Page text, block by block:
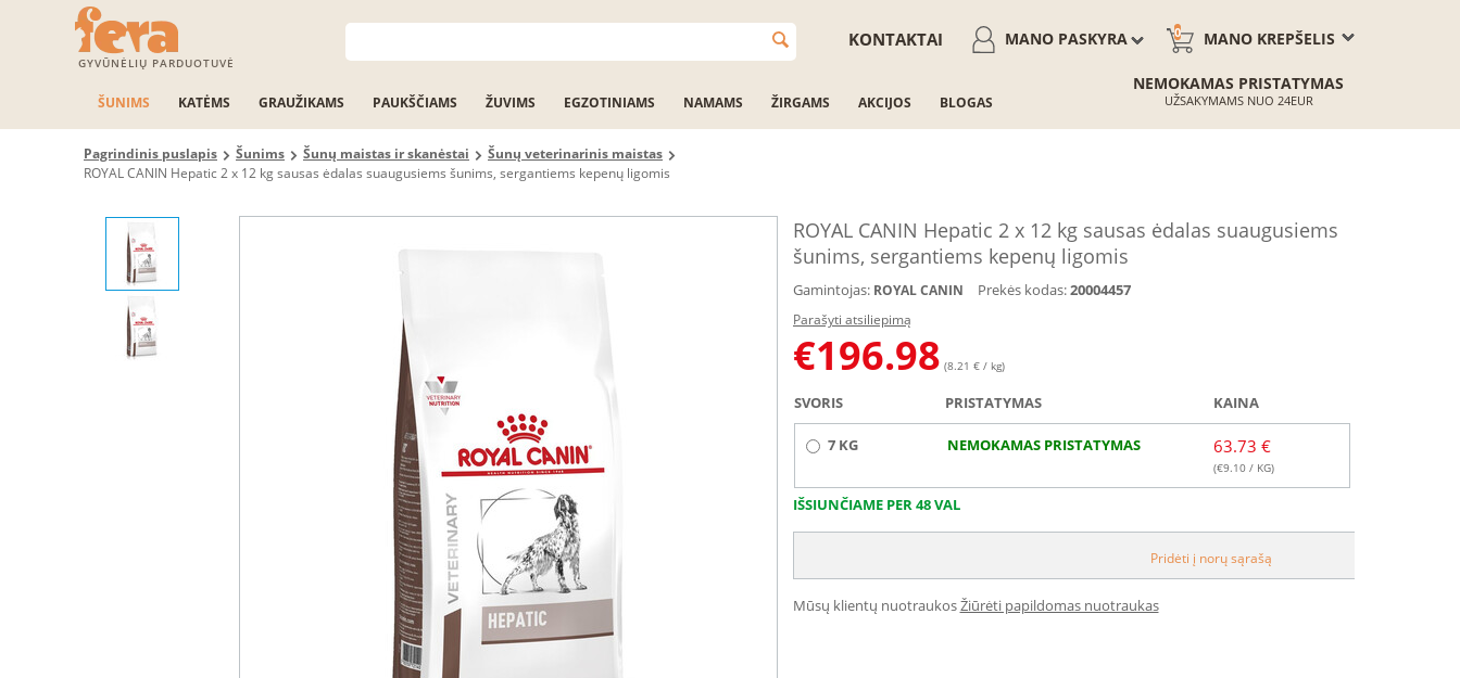
GYVŪNĖLIŲ PARDUOTUVĖ
MANO KREPŠELIS
0
MANO PASKYRA
KONTAKTAI
ŠUNIMS KATĖMS GRAUŽIKAMS PAUKŠČIAMS ŽUVIMS EGZOTINIAMS NAMAMS ŽIRGAMS AKCIJOS BLOGAS
NEMOKAMAS PRISTATYMAS
UŽSAKYMAMS NUO 24EUR
Pagrindinis puslapis Šunims Šunų maistas ir skanėstai
Šunų veterinarinis maistas
ROYAL CANIN Hepatic 2 x 12 kg sausas ėdalas suaugusiems šunims, sergantiems kepenų ligomis
ROYAL CANIN Hepatic 2 x 12 kg sausas ėdalas suaugusiems
šunims, sergantiems kepenų ligomis
Gamintojas: ROYAL CANIN Prekės kodas:20004457
Parašyti atsiliepimą
€196.98 (8.21 € / kg)
SVORIS PRISTATYMAS KAINA
7 KG NEMOKAMAS PRISTATYMAS 63.73 €
(€9.10/ KG)
IŠSIUNČIAME PER 48 VAL
Pridėti į norų sąrašą
Mūsų klientų nuotraukosŽiūrėti papildomas nuotraukas